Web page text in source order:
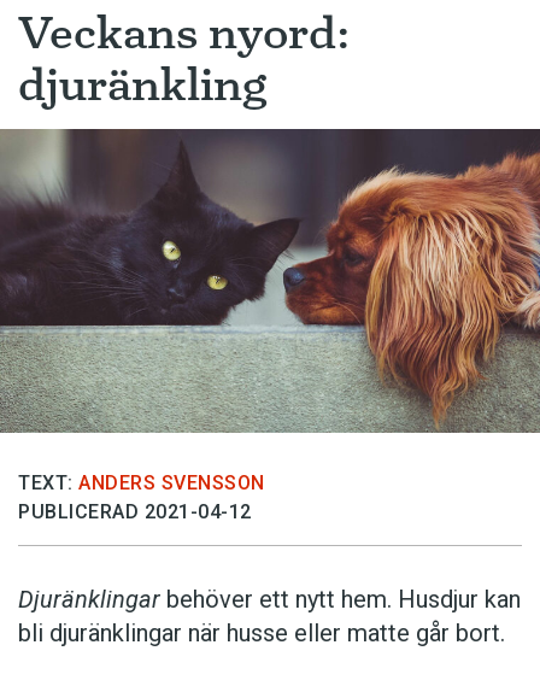
Veckans nyord:
djuränkling
TEXT: ANDERS SVENSSON
PUBLICERAD 2021-04-12
Djuränklingar behöver ett nytt hem. Husdjur kan
bli djuränklingar när husse eller matte går bort.